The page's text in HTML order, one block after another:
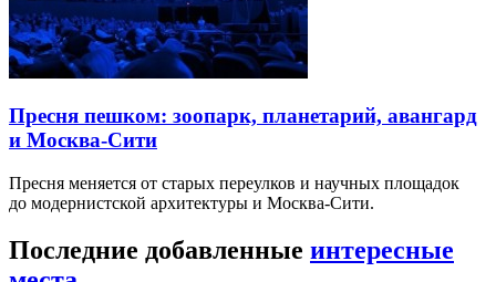
Пресня пешком: зоопарк, планетарий, авангард
и Москва-Сити
Пресня меняется от старых переулков и научных площадок
до модернистской архитектуры и Москва-Сити.
Последние добавленные интересные